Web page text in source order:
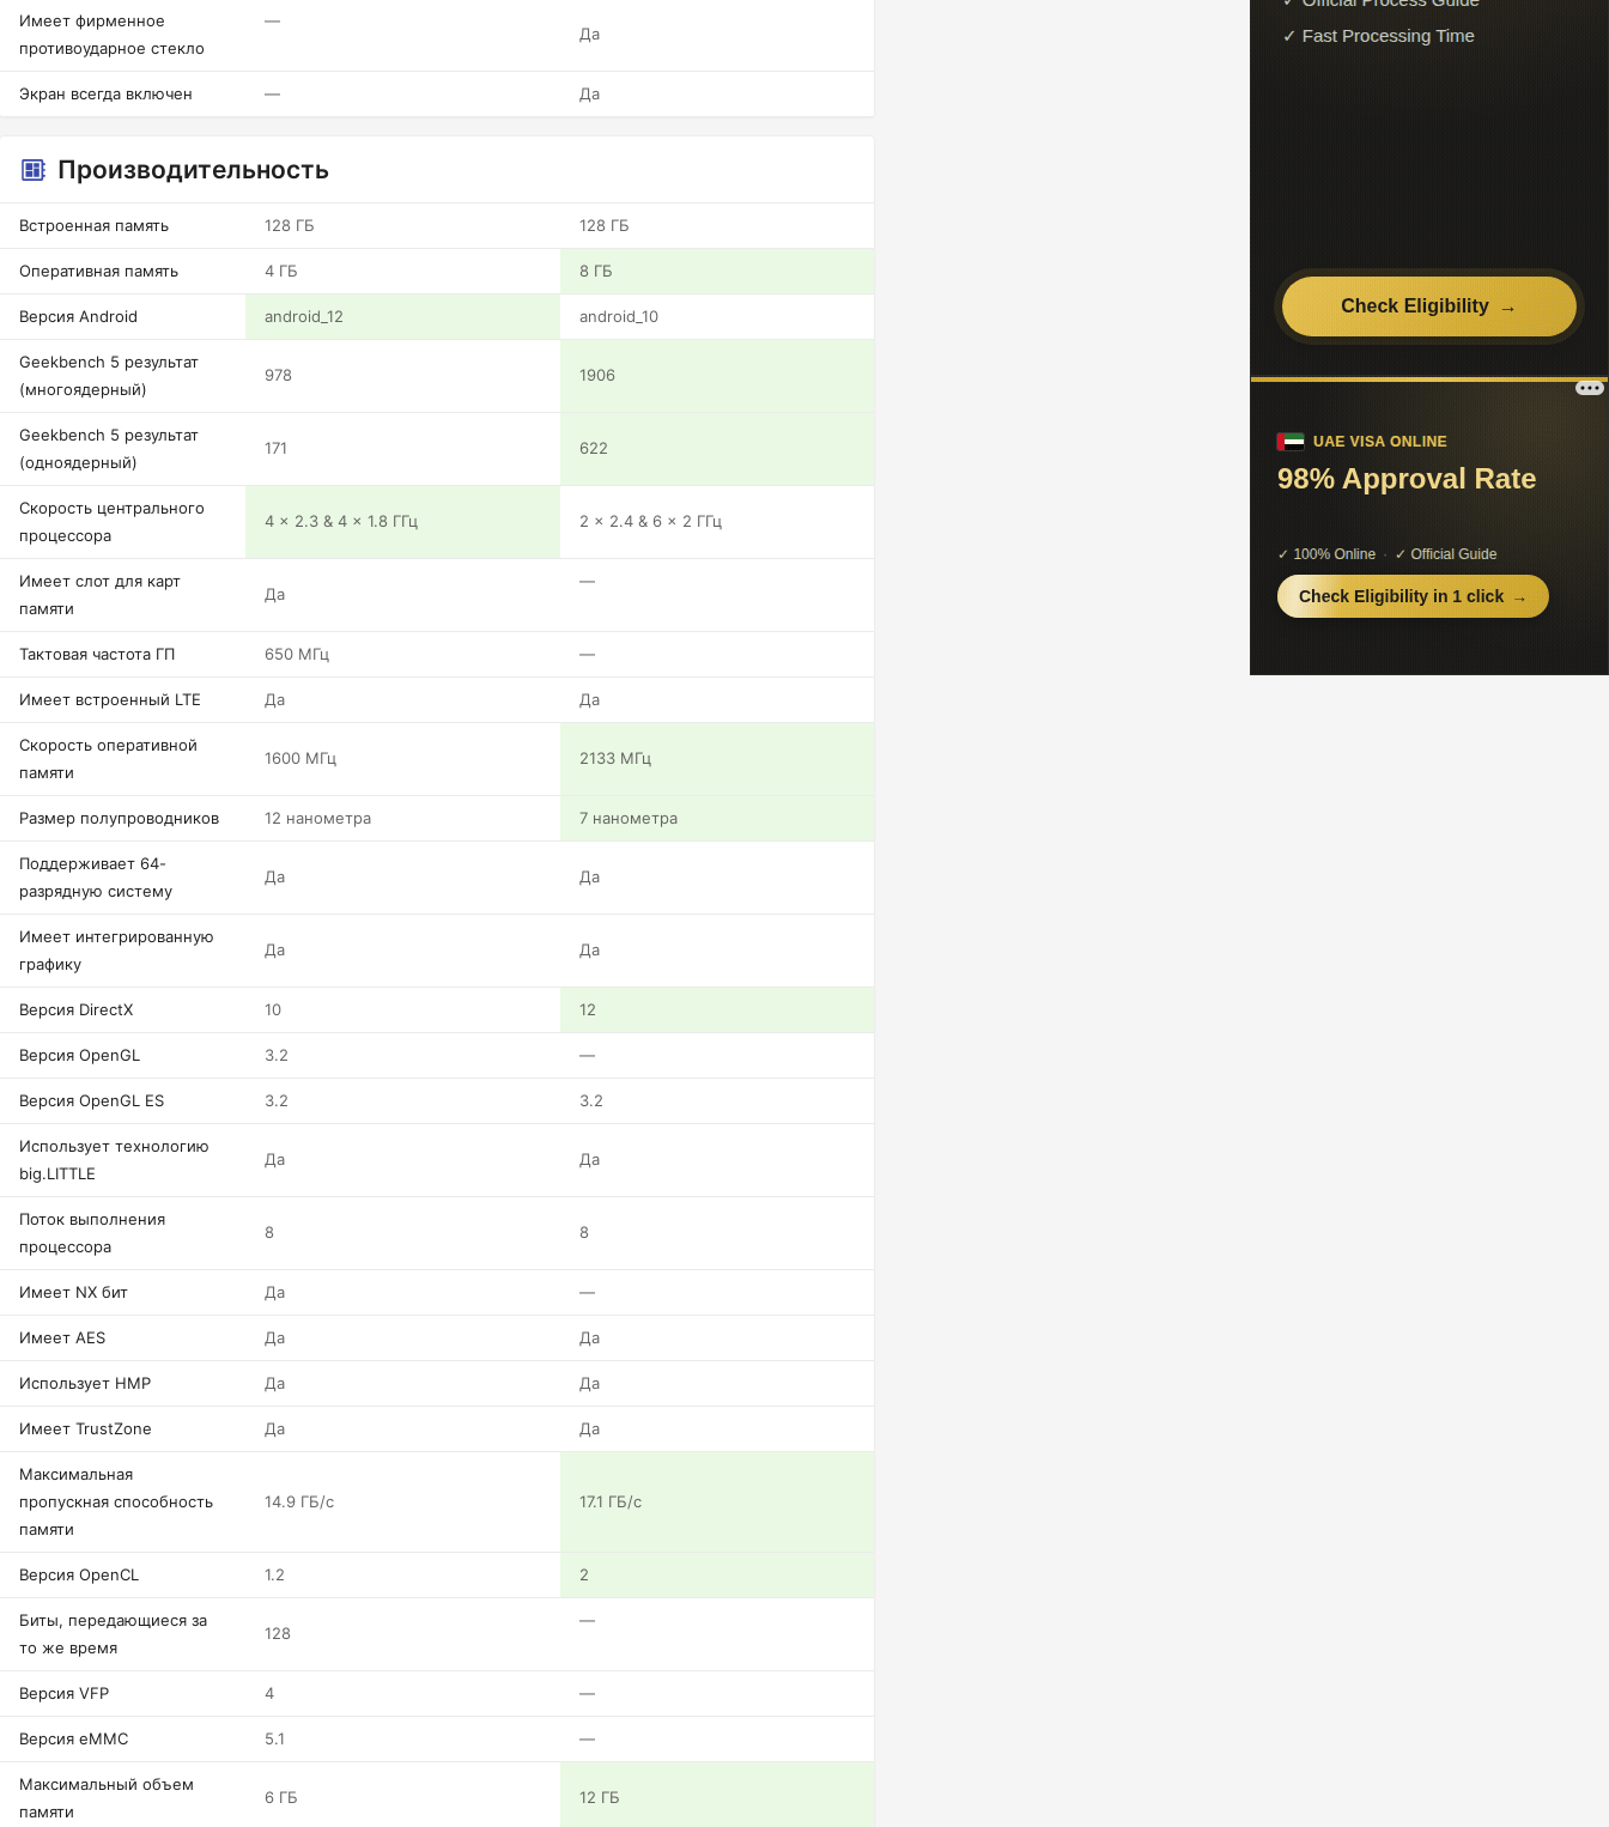
Имеет фирменное
противоударное стекло
—
Да
Экран всегда включен — Да
Производительность
Встроенная память 128 ГБ 128 ГБ
Оперативная память 4 ГБ 8 ГБ
Версия Android android_12 android_10
Geekbench 5 результат
(многоядерный)
978 1906
Geekbench 5 результат
(одноядерный)
171 622
Скорость центрального
процессора
4 x 2.3 & 4 x 1.8 ГГц 2 x 2.4 & 6 x 2 ГГц
Имеет слот для карт
памяти
Да
—
Тактовая частота ГП 650 МГц —
Имеет встроенный LTE Да Да
Скорость оперативной
памяти
1600 МГц 2133 МГц
Размер полупроводников 12 нанометра 7 нанометра
Поддерживает 64-
разрядную систему
Да Да
Имеет интегрированную
графику
Да Да
Версия DirectX 10 12
Версия OpenGL 3.2 —
Версия OpenGL ES 3.2 3.2
Использует технологию
big.LITTLE
Да Да
Поток выполнения
процессора
8 8
Имеет NX бит Да —
Имеет AES Да Да
Использует HMP Да Да
Имеет TrustZone Да Да
Максимальная
пропускная способность
памяти
14.9 ГБ/с 17.1 ГБ/с
Версия OpenCL 1.2 2
Биты, передающиеся за
то же время
128
—
Версия VFP 4 —
Версия eMMC 5.1 —
Максимальный объем
памяти
6 ГБ 12 ГБ